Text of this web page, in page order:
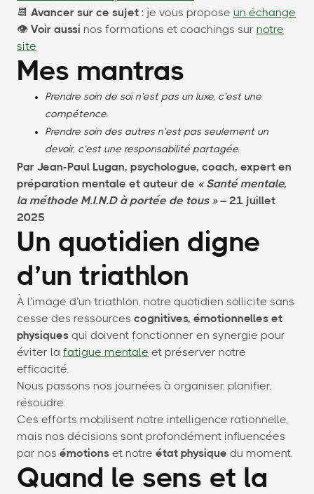
📆 Avancer sur ce sujet : je vous propose un échange
👁 Voir aussi nos formations et coachings sur notre
site
Mes mantras
Prendre soin de soi n’est pas un luxe, c’est une
compétence.
Prendre soin des autres n’est pas seulement un
devoir, c’est une responsabilité partagée.
Par Jean-Paul Lugan, psychologue, coach, expert en
préparation mentale et auteur de « Santé mentale,
la méthode M.I.N.D à portée de tous »– 21 juillet
2025
Un quotidien digne
d’un triathlon
À l’image d’un triathlon, notre quotidien sollicite sans
cesse des ressources cognitives, émotionnelles et
physiques qui doivent fonctionner en synergie pour
éviter la fatigue mentale et préserver notre
efficacité.
Nous passons nos journées à organiser, planifier,
résoudre.
Ces efforts mobilisent notre intelligence rationnelle,
mais nos décisions sont profondément influencées
par nos émotions et notre état physique du moment.
Quand le sens et la